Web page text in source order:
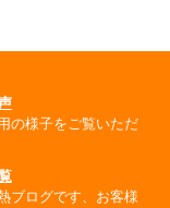
の様子をご覧いただ
ブログです、お客様